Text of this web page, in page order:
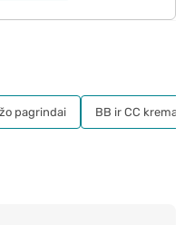
pagrindai BB ir CC kremai